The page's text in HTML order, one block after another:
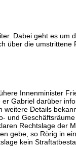
Dabei geht es
über die
Innenminister
Gabriel darüber
Details
und
Rechtslage
gebe, so Rörig in
kein